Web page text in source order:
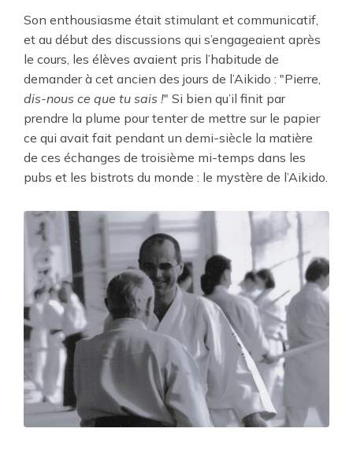
Son enthousiasme était stimulant et communicatif,
et au début des discussions qui s’engageaient après
le cours, les élèves avaient pris l’habitude de
demander à cet ancien des jours de l’Aikido : "Pierre,
dis-nous ce que tu sais !" Si bien qu’il finit par
prendre la plume pour tenter de mettre sur le papier
ce qui avait fait pendant un demi-siècle la matière
de ces échanges de troisième mi-temps dans les
pubs et les bistrots du monde : le mystère de l’Aikido.